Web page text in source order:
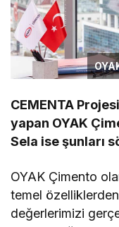
CEMENTA
yapan OYAK
Sela ise şunları
OYAK Çimento
temel
değerlerimizi